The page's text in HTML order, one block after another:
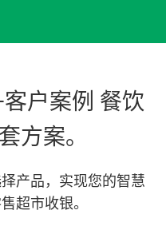
户案例 餐饮
方案。
产品，实现您的智慧
超市收银。